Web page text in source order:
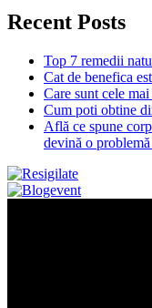
Recent Posts
Top 7 remedii
Cat de benefica
Care sunt cele
Cum poti obtine
Află ce spune
devină o